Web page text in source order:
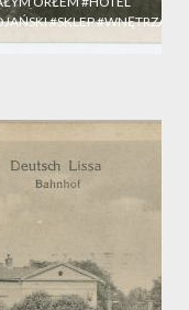
#SKLEP#WNĘTRZA